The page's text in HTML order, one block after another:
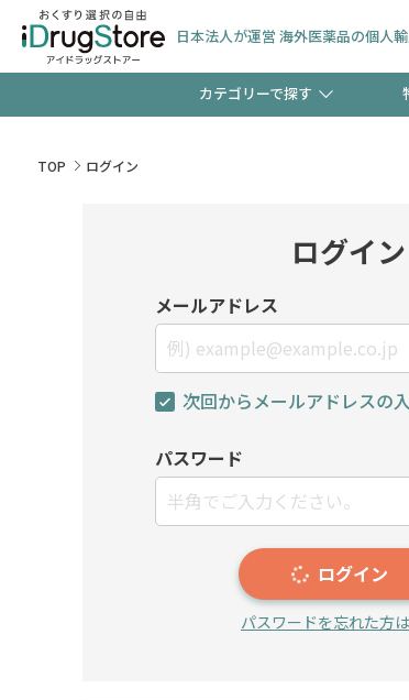
日本法人が運営 海外医薬品の個人
カテゴリーで探す
検査キット 新規登録で
友だち大募
TOP ログイン
ログイン
メールアドレス
次回からメールアドレスの
パスワード
ログイン
パスワードを忘れた方